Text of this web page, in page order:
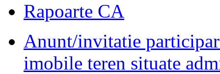
Rapoarte CA
Anunt/invitatie
imobile teren situate